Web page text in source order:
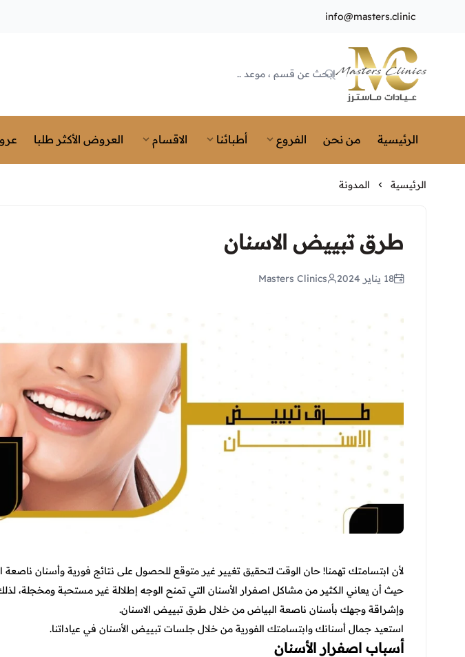
info@masters.clinic
Masters Clinics
الرئيسية من نحن الفروع أطبائنا الاقسام العروض الأكثر طلبا
الرئيسية المدونة
طرق تبييض الاسنان
18 يناير 2024 Masters Clinics
لأن ابتسامتك تهمنا! حان الوقت لتحقيق تغيير غير متوقع للحصول على نتائج فورية وأسنان ناصعة
حيث أن يعاني الكثير من مشاكل اصفرار الأسنان التي تمنح الوجه إطلالة غير مستحبة ومخجلة،
وإشراقة وجهك بأسنان ناصعة البياض من خلال طرق تبييض الاسنان.
استعيد جمال أسنانك وابتسامتك الفورية من خلال جلسات تبييض الأسنان في عياداتنا.
أسباب اصفرار الأسنان